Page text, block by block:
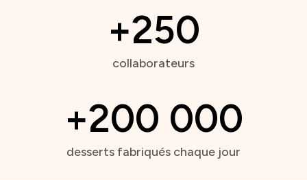
+250
collaborateurs
+200 000
desserts fabriqués chaque jour